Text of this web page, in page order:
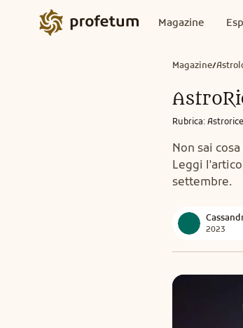
Magazine
Magazine/
Rubrica:
Non sai
Leggi
settembre.
2023